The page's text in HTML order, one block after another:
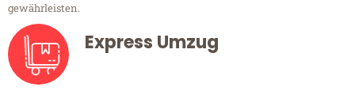
gewährleisten.
Express Umzug